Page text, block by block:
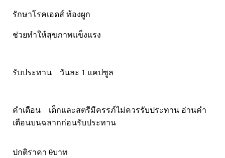
รักษาโรคเอดส์ ท้องผูก
ช่วยทำให้สุขภาพแข็งแรง
รับประทาน วันละ 1 แคปซูล
คำเตือน เด็กและสตรีมีครรภ์ไม่ควรรับประทาน อ่านคำ
เตือนบนฉลากก่อนรับประทาน
ปกติราคา0บาท